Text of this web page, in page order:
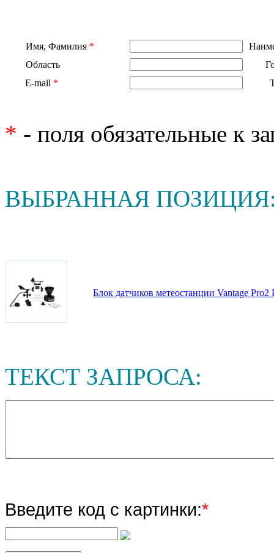
Имя, Фамилия *
Область
E-mail *
* - поля обязательные к
ВЫБРАННАЯ
Блок датчиков метеостанции Vantage Pro2
ТЕКСТ ЗАПРОСА:
Введите код с картинки:*